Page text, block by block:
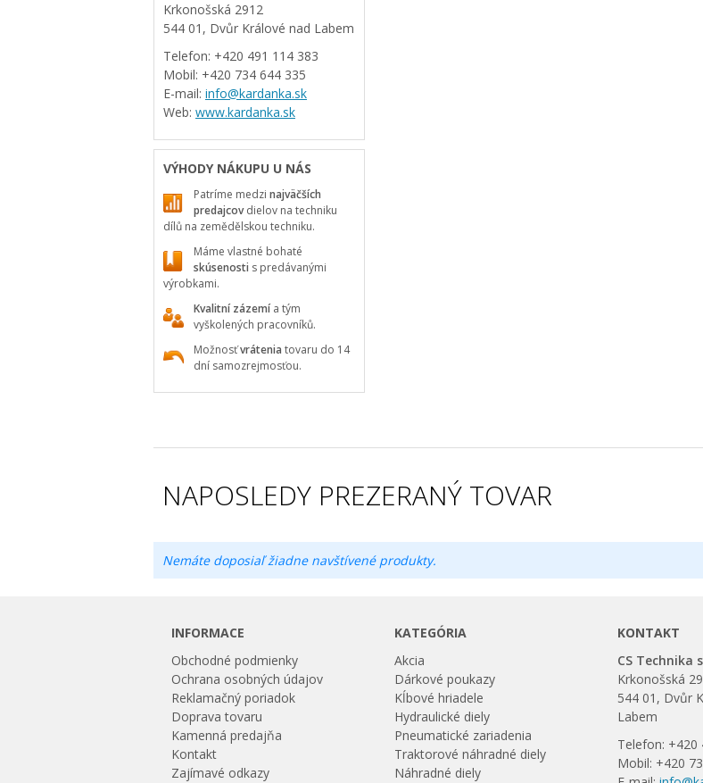
Krkonošská 2912
544 01, Dvůr Králové nad Labem
Telefon: +420 491 114 383
Mobil: +420 734 644 335
E-mail: info@kardanka.sk
Web: www.kardanka.sk
VÝHODY NÁKUPU U NÁS
Patríme medzi najväčších
predajcovdielov na techniku
dílů na zemědělskou techniku.
Máme vlastné bohaté
skúsenosti s predávanými
výrobkami.
Kvalitní zázemía tým
vyškolených pracovníků.
Možnosťvrátenia tovaru do 14
dní samozrejmosťou.
NAPOSLEDY PREZERANÝ TOVAR
Nemáte doposiaľ žiadne navštívené produkty.
INFORMACE
Obchodné podmienky
Ochrana osobných údajov
Reklamačný poriadok
Doprava tovaru
Kamenná predajňa
Kontakt
Zajímavé odkazy
KATEGÓRIA
Akcia
Dárkové poukazy
Kĺbové hriadele
Hydraulické diely
Pneumatické zariadenia
Traktorové náhradné diely
Náhradné diely
KONTAKT
CS Technika
Krkonošská
544 01, Dvůr
Labem
Telefon: +420
Mobil: +420